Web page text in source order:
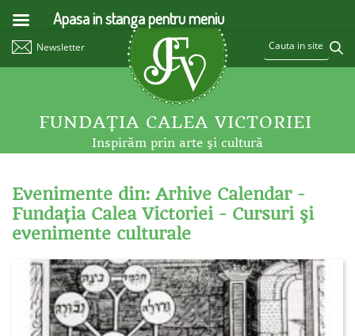
Newsletter
FUNDAŢIA CALEA VICTORIEI
Inspirăm prin arte şi cultură
Evenimente din: Arhive Calendar -
Fundaţia Calea Victoriei - Cursuri şi
evenimente culturale
Apasa in stanga pentru meniu